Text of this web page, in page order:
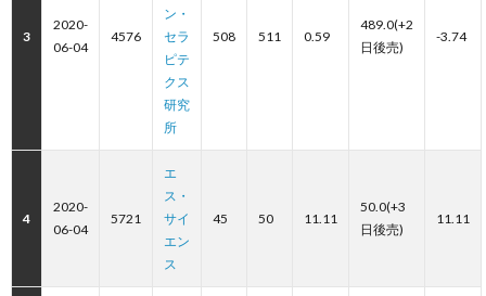
3
2020-
06-04
4576
ン・
セラ
ピテ
クス
研究
所
508 511 0.59
489.0(+2
日後売)
-3.74
4
2020-
06-04
5721
エ
ス・
サイ
エン
ス
45 50 11.11
50.0(+3
日後売)
11.11